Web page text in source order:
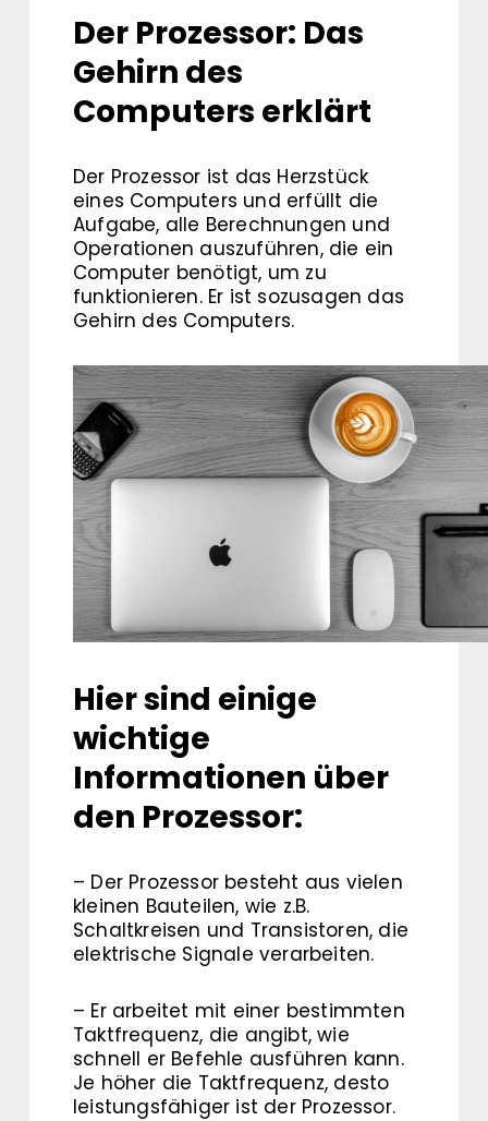
Der Prozessor: Das
Gehirn des
Computers erklärt
Der Prozessor ist das Herzstück
eines Computers und erfüllt die
Aufgabe, alle Berechnungen und
Operationen auszuführen, die ein
Computer benötigt, um zu
funktionieren. Er ist sozusagen das
Gehirn des Computers.
Hier sind einige
wichtige
Informationen über
den Prozessor:
– Der Prozessor besteht aus vielen
kleinen Bauteilen, wie z.B.
Schaltkreisen und Transistoren, die
elektrische Signale verarbeiten.
– Er arbeitet mit einer bestimmten
Taktfrequenz, die angibt, wie
schnell er Befehle ausführen kann.
Je höher die Taktfrequenz, desto
leistungsfähiger ist der Prozessor.